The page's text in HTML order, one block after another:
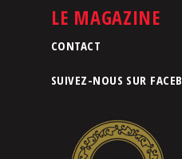
LE MAGAZINE
CONTACT
SUIVEZ-NOUS SUR